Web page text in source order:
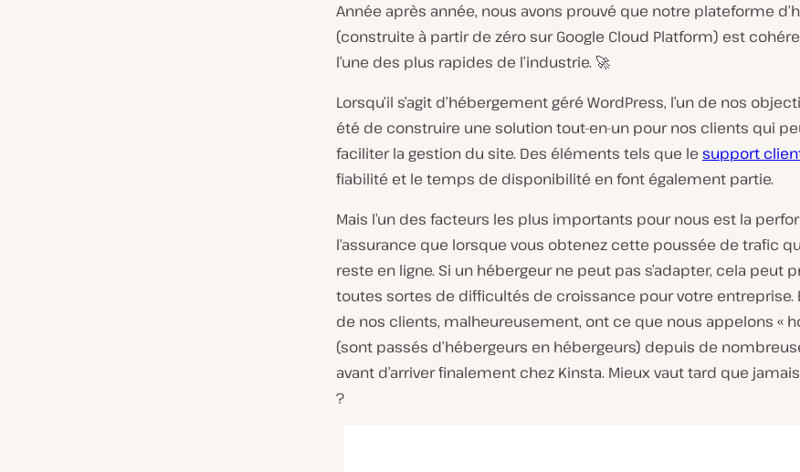
Année après année, nous avons prouvé que notre plateforme
(construite à partir de zéro sur Google Cloud Platform) est
l’une des plus rapides de l’industrie. 🚀
Lorsqu’il s’agit d’hébergement géré WordPress, l’un de nos
été de construire une solution tout-en-un pour nos clients qui
faciliter la gestion du site. Des éléments tels que le support
fiabilité et le temps de disponibilité en font également partie.
Mais l’un des facteurs les plus importants pour nous est la
l’assurance que lorsque vous obtenez cette poussée de trafic
reste en ligne. Si un hébergeur ne peut pas s’adapter, cela peut
toutes sortes de difficultés de croissance pour votre entreprise.
de nos clients, malheureusement, ont ce que nous appelons «
(sont passés d’hébergeurs en hébergeurs) depuis de
avant d’arriver finalement chez Kinsta. Mieux vaut tard que
?